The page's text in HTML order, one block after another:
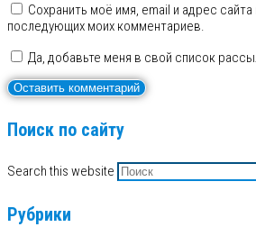
Сохранить моё имя, email и адрес
последующих моих комментариев.
Да, добавьте меня в свой список
Поиск по сайту
Search this website
Рубрики